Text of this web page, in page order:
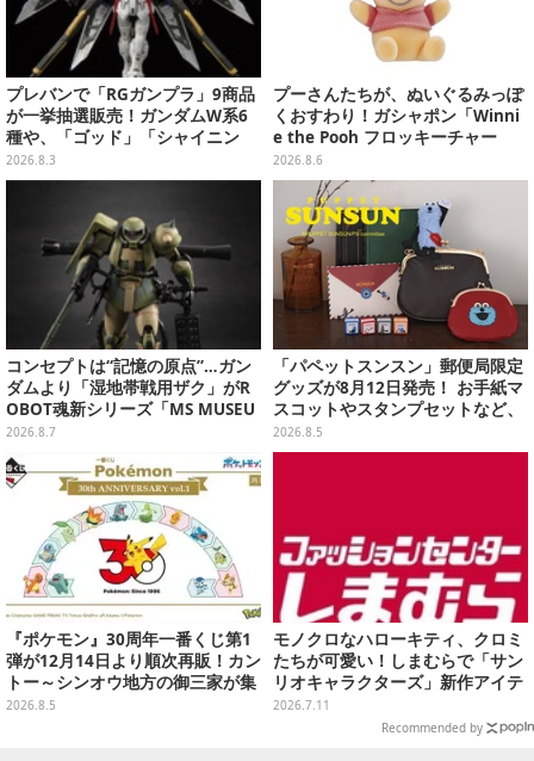
プレバンで「RGガンプラ」9商品
が一挙抽選販売！ガンダムW系6
種や、「ゴッド」「シャイニン
グ」も
2026.8.3
プーさんたちが、ぬいぐるみっぽ
くおすわり！ガシャポン「Winni
e the Pooh フロッキーチャー
ム」ふわふわでどれも可愛い全4
種
2026.8.6
コンセプトは“記憶の原点”…ガン
ダムより「湿地帯戦用ザク」がR
OBOT魂新シリーズ「MS MUSEU
M」で商品化！博物館イメージの
ベースも注目
2026.8.7
「パペットスンスン」郵便局限定
グッズが8月12日発売！ お手紙マ
スコットやスタンプセットなど、
可愛すぎる全5アイテムがライン
ナップ
2026.8.5
『ポケモン』30周年一番くじ第1
弾が12月14日より順次再販！カン
トー～シンオウ地方の御三家が集
まった時計、ぬいぐるみなど記念
2026.8.5
モノクロなハローキティ、クロミ
たちが可愛い！しまむらで「サン
リオキャラクターズ」新作アイテ
ムが発売、マスコットやポーチ各
種ラインナップ
2026.7.11
Recommended by